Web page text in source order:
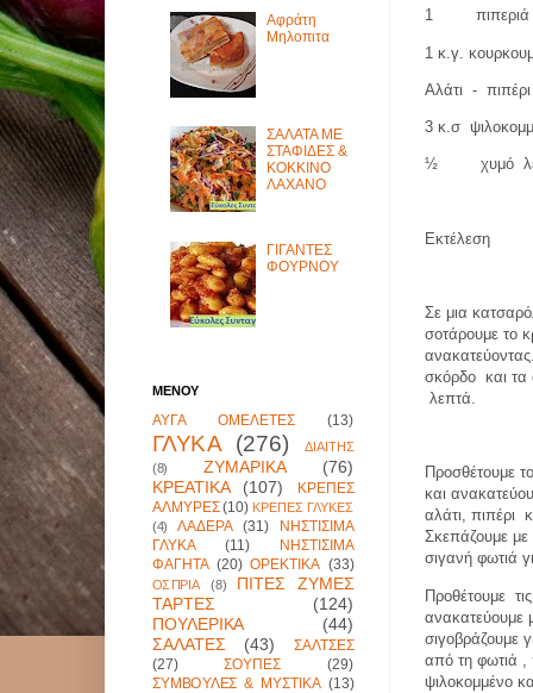
1
1 κ.γ.
Αλάτι - πιπέρι
3 κ.σ
½ χυμό
Εκτέλεση
Σε μια
σοτάρουμε το
σκόρδο και
λεπτά.
Προσθέτουμε
και
αλάτι, πιπέρι
Σκεπάζουμε με
σιγανή φωτιά
Προθέτουμε
ανακατεύουμε
σιγοβράζουμε
από τη φωτιά ,
ψιλοκομμένο
Αφράτη
Μηλοπιτα
ΣΑΛΑΤΑ ΜΕ
ΣΤΑΦΙΔΕΣ &
ΚΟΚΚΙΝΟ
ΛΑΧΑΝΟ
ΓΙΓΑΝΤΕΣ
ΦΟΥΡΝΟΥ
ΜΕΝΟΥ
ΑΥΓΑ ΟΜΕΛΕΤΕΣ (13)
ΓΛΥΚΑ (276)
ΔΙΑΙΤΗΣ
(8)
ΖΥΜΑΡΙΚΑ
(76)
ΚΡΕΑΤΙΚΑ
(107)
ΚΡΕΠΕΣ
ΑΛΜΥΡΕΣ (10) ΚΡΕΠΕΣ ΓΛΥΚΕΣ
(4)
ΛΑΔΕΡΑ (31)
ΝΗΣΤΙΣΙΜΑ
ΓΛΥΚΑ
(11)
ΝΗΣΤΙΣΙΜΑ
ΦΑΓΗΤΑ (20) ΟΡΕΚΤΙΚΑ (33)
ΟΣΠΡΙΑ (8)
ΠΙΤΕΣ ΖΥΜΕΣ
ΤΑΡΤΕΣ
(124)
ΠΟΥΛΕΡΙΚΑ
(44)
ΣΑΛΑΤΕΣ
(43)
ΣΑΛΤΣΕΣ
(27)
ΣΟΥΠΕΣ
(29)
ΣΥΜΒΟΥΛΕΣ & ΜΥΣΤΙΚΑ (13)